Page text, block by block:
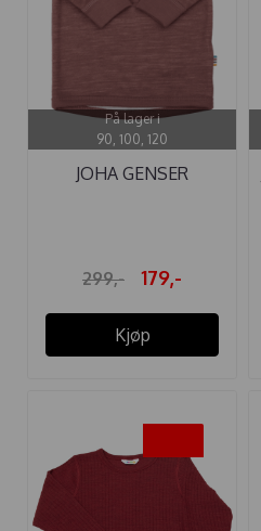
På lager i
90, 100, 120
JOHA GENSER
299,- 179,-
Kjøp